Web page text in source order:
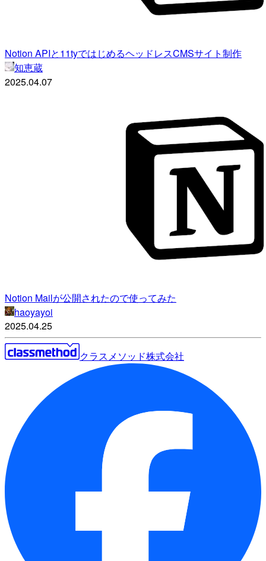
Notion APIと11tyではじめるヘッドレスCMSサイト制作
知恵蔵
2025.04.07
Notion Mailが公開されたので使ってみた
haoyayoi
2025.04.25
クラスメソッド株式会社